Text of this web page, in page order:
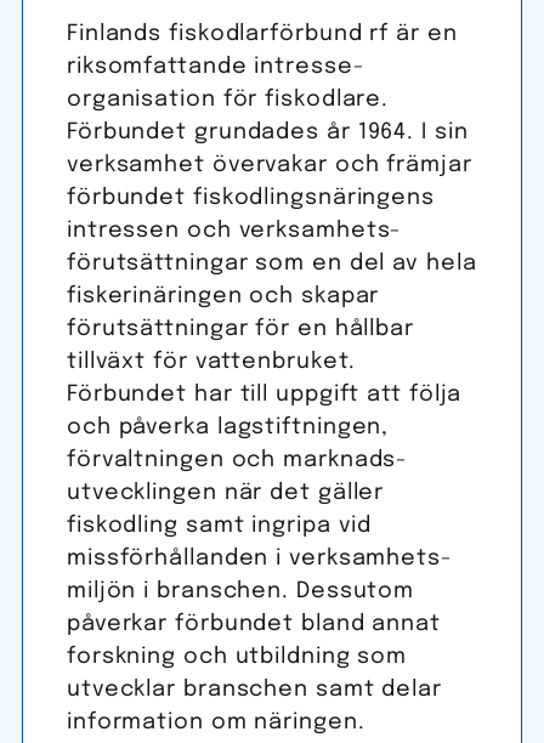
Finlands fisk­odlar­förbund rf är en
riksomfattande intresse­
organisation för fiskodlare.
Förbundet grundades år 1964. I sin
verksamhet övervakar och främjar
förbundet fiskodlings­näringens
intressen och verksam­hets­
förutsättningar som en del av hela
fiskeri­näringen och skapar
förutsättningar för en hållbar
tillväxt för vattenbruket.
Förbundet har till uppgift att följa
och påverka lagstiftningen,
förvaltningen och marknads­
utvecklingen när det gäller
fiskodling samt ingripa vid
missförhållanden i verksam­hets­
miljön i branschen. Dessutom
påverkar förbundet bland annat
forskning och utbildning som
utvecklar branschen samt delar
information om näringen.